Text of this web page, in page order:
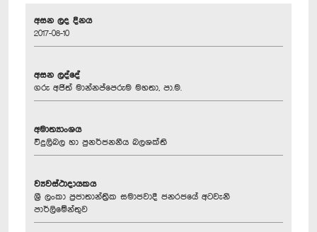
අසන ලද දිනය
2017-08-10
අසන ලද්දේ
ගරු අජිත් මාන්නප්පෙරුම මහතා, පා.ම.
අමාත්‍යාංශය
විදුලිබල හා පුනර්ජනනීය බලශක්ති
ව්‍යවස්ථාදායකය
ශ්‍රී ලංකා ප්‍රජාතාන්ත්‍රික සමාජවාදී ජනරජයේ අටවැනි
පාර්ලිමේන්තුව